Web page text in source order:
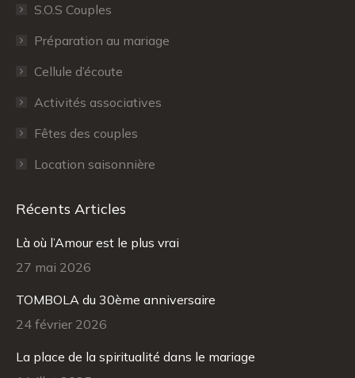
window
window
S.O.S Couples
Préparation au mariage
Cellule d’écoute
Activités associatives
Fêtes des couples
Location saisonnière
Récents Articles
Là où l’Amour est le plus vrai
27 mai 2026
TOMBOLA du 30ème anniversaire
24 février 2026
La place de la spiritualité dans le mariage